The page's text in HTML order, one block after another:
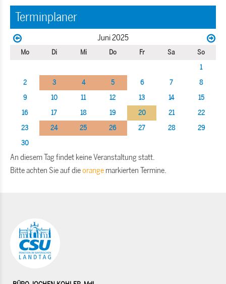
Terminplaner
Juni 2025
Mo Di Mi Do Fr Sa
So
1
2
3 4 5 6 7
8
9
10 11 12 13 14
15
16
17 18 19 20 21
22
23
24 25 26 27 28
29
30
An diesem Tag findet keine Veranstaltung statt.
Bitte achten Sie auf dieorange markierten Termine.